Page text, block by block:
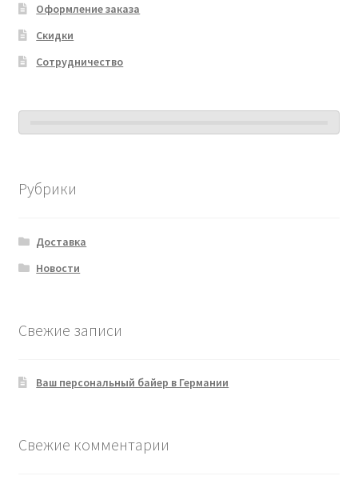
Оформление заказа
Скидки
Сотрудничество
Рубрики
Доставка
Новости
Свежие записи
Ваш персональный байер в Германии
Свежие комментарии